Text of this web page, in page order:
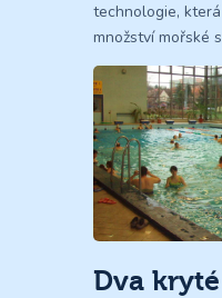
technologie,
množství mořské
Dva